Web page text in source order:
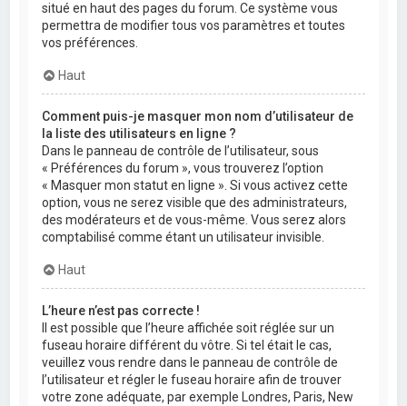
situé en haut des pages du forum. Ce système vous
permettra de modifier tous vos paramètres et toutes
vos préférences.
Haut
Comment puis-je masquer mon nom d’utilisateur de
la liste des utilisateurs en ligne ?
Dans le panneau de contrôle de l’utilisateur, sous
« Préférences du forum », vous trouverez l’option
« Masquer mon statut en ligne ». Si vous activez cette
option, vous ne serez visible que des administrateurs,
des modérateurs et de vous-même. Vous serez alors
comptabilisé comme étant un utilisateur invisible.
Haut
L’heure n’est pas correcte !
Il est possible que l’heure affichée soit réglée sur un
fuseau horaire différent du vôtre. Si tel était le cas,
veuillez vous rendre dans le panneau de contrôle de
l’utilisateur et régler le fuseau horaire afin de trouver
votre zone adéquate, par exemple Londres, Paris, New